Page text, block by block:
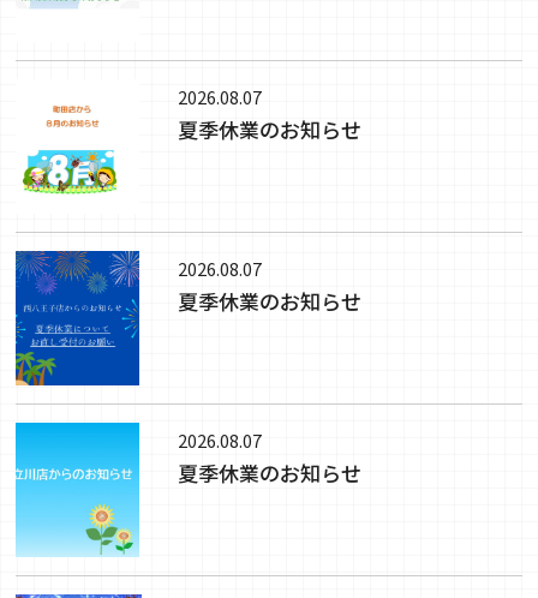
2026.08.07
夏季休業のお知らせ
2026.08.07
夏季休業のお知らせ
2026.08.07
夏季休業のお知らせ